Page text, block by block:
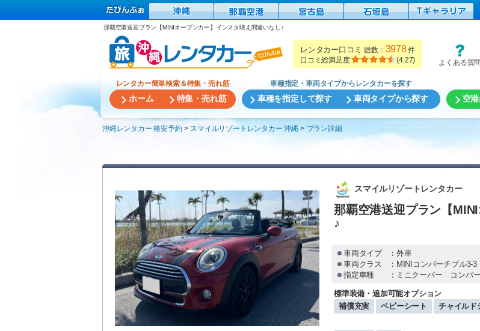
那覇空港送迎プラン【MINIオープンカー】インスタ映え間違いなし♪
レンタカー口コミ 総数： 3978件
口コミ総満足度
(4.27) よくある質問
レンタカー簡単検索＆特集・売れ筋
ホーム 特集・売れ筋
車種指定・車両タイプからレンタカーを探す
車種を指定して探す 車両タイプから探す 空
沖縄レンタカー 格安予約 スマイルリゾートレンタカー 沖縄 プラン詳細
スマイルリゾートレンタカー
那覇空港送迎プラン【
♪
車両タイプ ：外車
車両クラス
：MINIコンバーチブル3-3
指定車種
：ミニクーパー コンバ
標準装備・追加可能オプション
補償充実
ベビーシート チャイルド